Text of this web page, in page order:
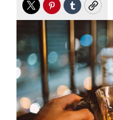
TwitterPinterest
TumblrCopy